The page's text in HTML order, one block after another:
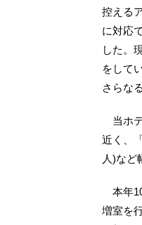
控える
に対応
した。
をして
さらな
当ホテ
近く、
人)など
本年
増室を